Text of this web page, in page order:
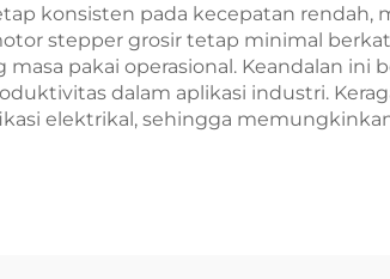
konsisten pada kecepatan rendah,
stepper grosir tetap minimal
pakai operasional. Keandalan ini
dalam aplikasi industri.
elektrikal, sehingga